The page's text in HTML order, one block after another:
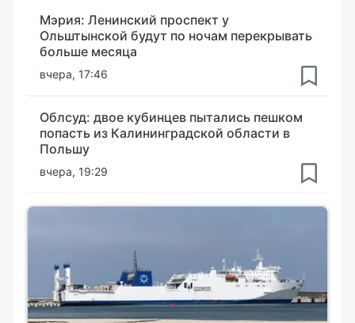
Мэрия: Ленинский проспект у
Ольштынской будут по ночам перекрывать
больше месяца
вчера, 17:46
Облсуд: двое кубинцев пытались пешком
попасть из Калининградской области в
Польшу
вчера, 19:29